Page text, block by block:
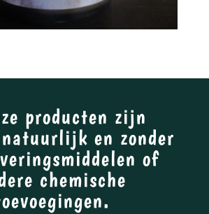
producten zijn
en zonder
of
chemische